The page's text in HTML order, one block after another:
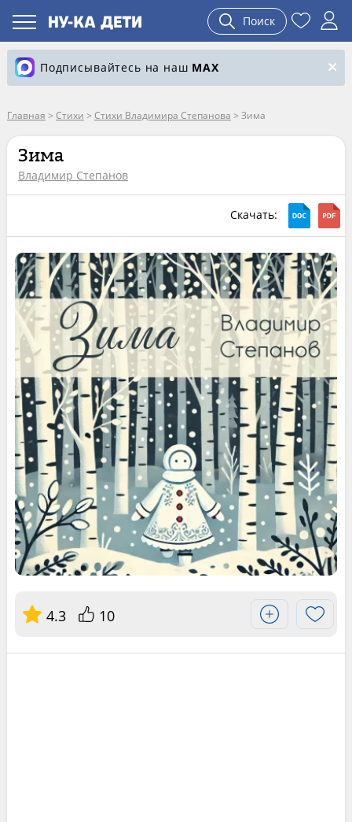
Поиск
Подписывайтесь на наш MAX
Главная > Стихи > Стихи Владимира Степанова > Зима
Зима
Владимир Степанов
Скачать:
4.3 10